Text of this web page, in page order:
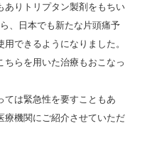
ありトリプタン製剤をもちい
、日本でも新たな片頭痛予
できるようになりました。
ちらを用いた治療もおこなっ
ては緊急性を要すこともあ
療機関にご紹介させていただ